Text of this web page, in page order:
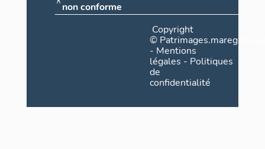
non conforme
Copyright
©
- Mentions
légales - Politiques
de
confidentialité